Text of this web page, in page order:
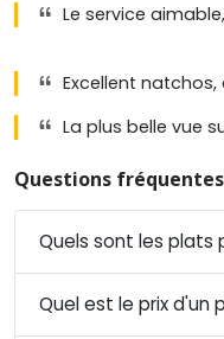
Le service
Excellent
La plus belle vue
Questions
Quels sont les plats
Quel est le prix d'un